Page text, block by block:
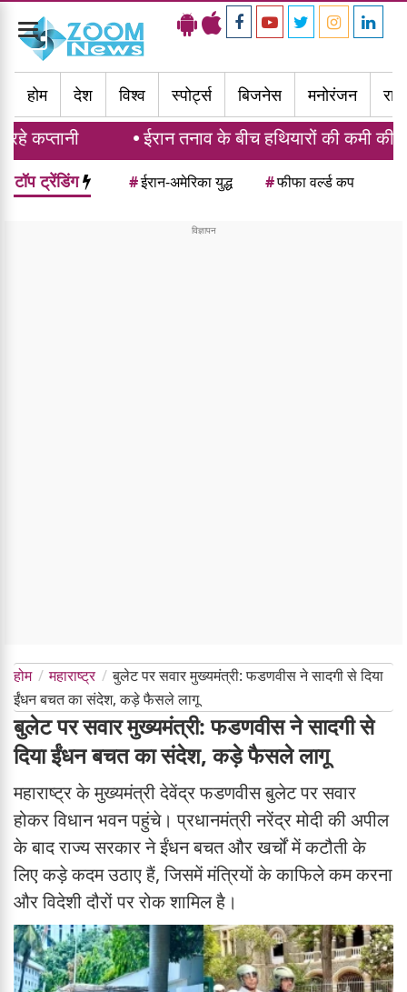
Toggle
navigation
होम
देश विश्व स्पोर्ट्स बिजनेस मनोरंजन
ईरान तनाव के बीच हथियारों की कमी की रिपोर्ट
टॉप ट्रेंडिंग #ईरान-अमेरिका युद्ध #फीफा वर्ल्ड कप
होम महाराष्ट्र
बुलेट पर सवार मुख्यमंत्री: फडणवीस ने सादगी से दिया
ईंधन बचत का संदेश, कड़े फैसले लागू
बुलेट पर सवार मुख्यमंत्री: फडणवीस ने सादगी से
दिया ईंधन बचत का संदेश, कड़े फैसले लागू
महाराष्ट्र के मुख्यमंत्री देवेंद्र फडणवीस बुलेट पर सवार
होकर विधान भवन पहुंचे। प्रधानमंत्री नरेंद्र मोदी की अपील
के बाद राज्य सरकार ने ईंधन बचत और खर्चों में कटौती के
लिए कड़े कदम उठाए हैं, जिसमें मंत्रियों के काफिले कम करना
और विदेशी दौरों पर रोक शामिल है।